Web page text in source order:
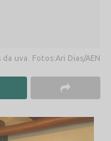
uva. Fotos:Ari Dias/AEN